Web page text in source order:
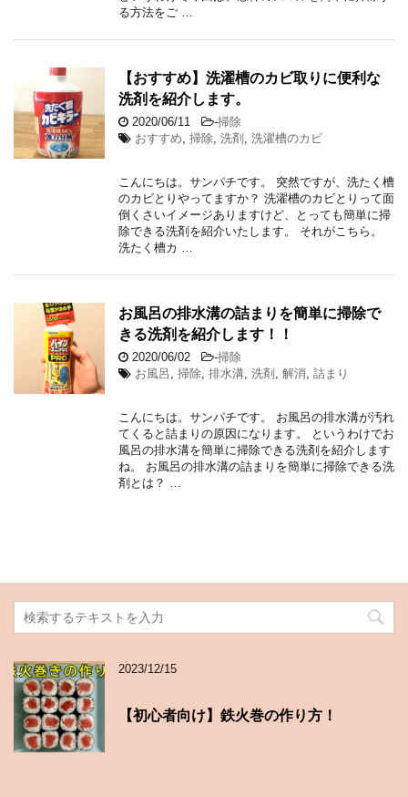
る方法をご …
【おすすめ】洗濯槽のカビ取りに便利な
洗剤を紹介します。
2020/06/11 -掃除
おすすめ, 掃除, 洗剤 , 洗濯槽のカビ
こんにちは。サンパチです。 突然ですが、洗たく槽
のカビとりやってますか？ 洗濯槽のカビとりって面
倒くさいイメージありますけど、とっても簡単に掃
除できる洗剤を紹介いたします。 それがこちら。
洗たく槽カ …
お風呂の排水溝の詰まりを簡単に掃除で
きる洗剤を紹介します！！
2020/06/02 -掃除
お風呂 , 掃除, 排水溝, 洗剤 , 解消, 詰まり
こんにちは。サンパチです。 お風呂の排水溝が汚れ
てくると詰まりの原因になります。 というわけでお
風呂の排水溝を簡単に掃除できる洗剤を紹介します
ね。 お風呂の排水溝の詰まりを簡単に掃除できる洗
剤とは？ …
2023/12/15
【初心者向け】鉄火巻の作り方！